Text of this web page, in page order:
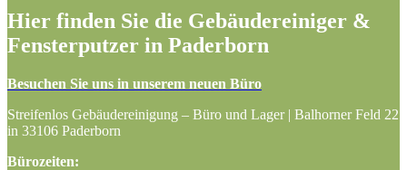
Hier finden Sie die Gebäudereiniger &
Fensterputzer in Paderborn
Besuchen Sie uns in unserem neuen Büro
Streifenlos Gebäudereinigung – Büro und Lager | Balhorner Feld 22
in 33106 Paderborn
Bürozeiten: